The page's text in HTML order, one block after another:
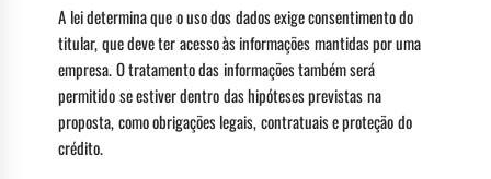
A lei determina que o uso dos dados exige consentimento do
titular, que deve ter acesso às informações mantidas por uma
empresa. O tratamento das informações também será
permitido se estiver dentro das hipóteses previstas na
proposta, como obrigações legais, contratuais e proteção do
crédito.